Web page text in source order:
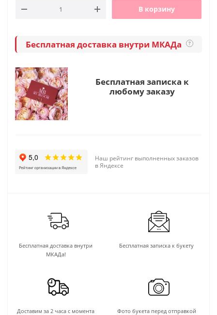
В корзину
Бесплатная доставка внутри МКАДа ?
Бесплатная записка к
любому заказу
Наш рейтинг выполненных заказов
в Яндексе
Бесплатная доставка внутри
МКАДа!
Бесплатная записка к букету
Доставим за 2 часа с момента
Фото букета перед отправкой